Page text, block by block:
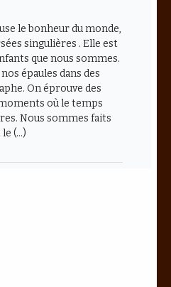
le bonheur du monde,
singulières . Elle est
que nous sommes.
épaules dans des
On éprouve des
où le temps
Nous sommes faits
(…)